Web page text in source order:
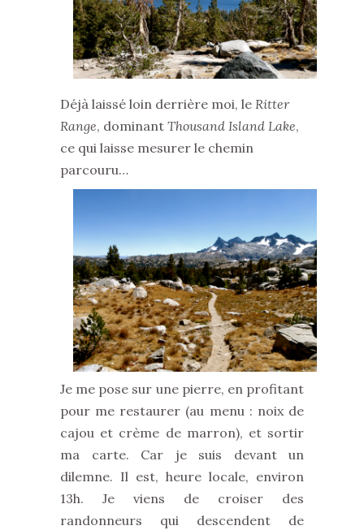
Déjà laissé loin derrière moi, le Ritter
Range, dominant Thousand Island Lake,
ce qui laisse mesurer le chemin
parcouru…
Je me pose sur une pierre, en profitant
pour me restaurer (au menu : noix de
cajou et crème de marron), et sortir
ma carte. Car je suis devant un
dilemne. Il est, heure locale, environ
13h. Je viens de croiser des
randonneurs qui descendent de